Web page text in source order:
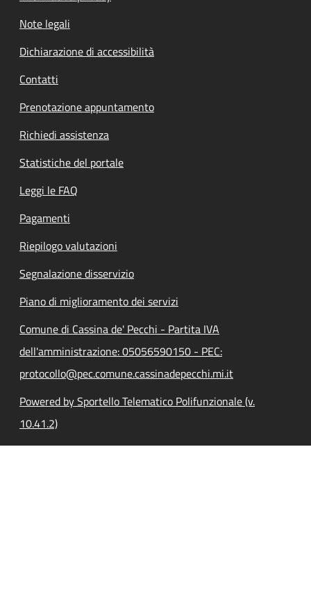
Note legali
Dichiarazione di accessibilità
Contatti
Prenotazione appuntamento
Richiedi assistenza
Statistiche del portale
Leggi le FAQ
Pagamenti
Riepilogo valutazioni
Segnalazione disservizio
Piano di miglioramento dei servizi
Comune di Cassina de' Pecchi - Partita IVA
dell'amministrazione: 05056590150 - PEC:
protocollo@pec.comune.cassinadepecchi.mi.it
Powered by Sportello Telematico Polifunzionale (v.
10.41.2)